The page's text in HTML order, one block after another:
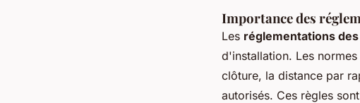
Importance des
Les réglementations
d'installation. Les
clôture, la distance par
autorisés. Ces règles